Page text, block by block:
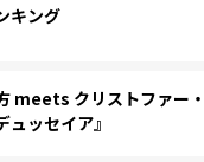
キング
meets クリストファー
ュッセイア』